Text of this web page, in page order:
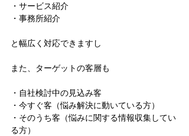
・サービス紹介
・事務所紹介
と幅広く対応できますし
また、ターゲットの客層も
・自社検討中の見込み客
・今すぐ客（悩み解決に動いている方）
・そのうち客（悩みに関する情報収集してい
る方）